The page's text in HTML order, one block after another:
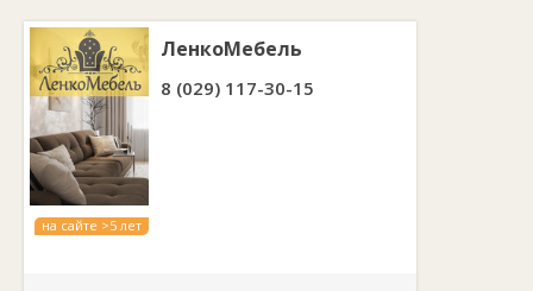
на сайте >5 лет
ЛенкоМебель
8 (029) 117-30-15